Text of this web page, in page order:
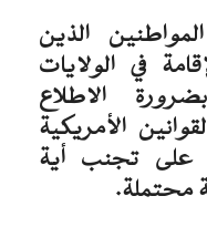
الذين
في الولايات
الاطلاع
الأمريكية
على تجنب أية
محتملة.